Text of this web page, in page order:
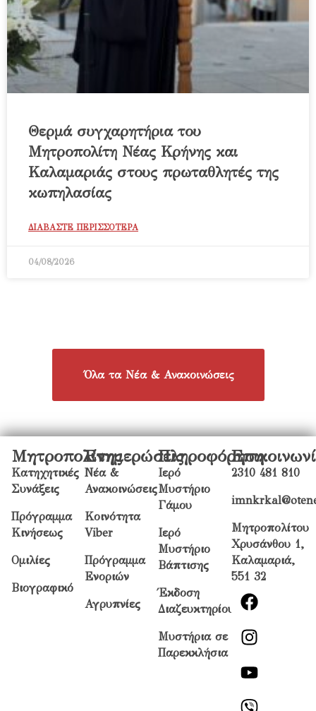
Θερμά συγχαρητήρια του
Μητροπολίτη Νέας Κρήνης και
Καλαμαριάς στους πρωταθλητές της
κωπηλασίας
ΔΙΑΒΑΣΤΕ ΠΕΡΙΣΣΟΤΕΡΑ
04/08/2026
Όλα τα Νέα & Ανακοινώσεις
Μητροπολίτης
Κατηχητικές
Συνάξεις
Πρόγραμμα
Κινήσεως
Ομιλίες
Βιογραφικό
Ενημερώσεις
Νέα &
Ανακοινώσεις
Κοινότητα
Viber
Πρόγραμμα
Ενοριών
Αγρυπνίες
Πληροφόρηση
Ιερό
Μυστήριο
Γάμου
Ιερό
Μυστήριο
Βάπτισης
Έκδοση
Διαζευκτηρίου
Μυστήρια σε
Παρεκκλήσια
2310 481 810
Μητροπολίτου
Χρυσάνθου 1,
Καλαμαριά,
551 32